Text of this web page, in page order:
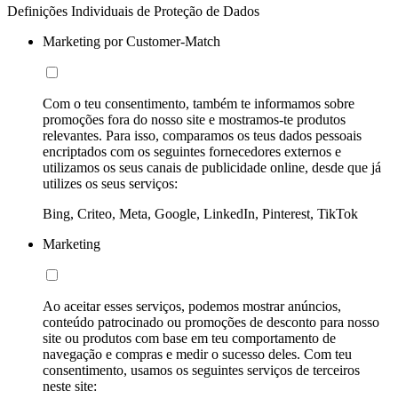
Definições Individuais de Proteção de Dados
Marketing por Customer-Match
Com o teu consentimento, também te informamos sobre
promoções fora do nosso site e mostramos-te produtos
relevantes. Para isso, comparamos os teus dados pessoais
encriptados com os seguintes fornecedores externos e
utilizamos os seus canais de publicidade online, desde que já
utilizes os seus serviços:
Bing, Criteo, Meta, Google, LinkedIn, Pinterest, TikTok
Marketing
Ao aceitar esses serviços, podemos mostrar anúncios,
conteúdo patrocinado ou promoções de desconto para nosso
site ou produtos com base em teu comportamento de
navegação e compras e medir o sucesso deles. Com teu
consentimento, usamos os seguintes serviços de terceiros
neste site: